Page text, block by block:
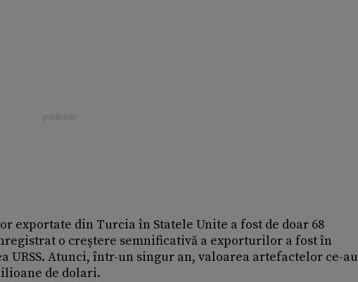
exportate din Turcia în Statele Unite a fost de doar 68
o creștere semnificativă a exporturilor a fost în
URSS. Atunci, într-un singur an, valoarea artefactelor ce-au
de dolari.